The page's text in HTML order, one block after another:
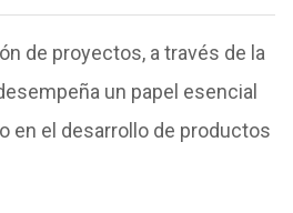
de proyectos, a través de la
un papel esencial
en el desarrollo de productos